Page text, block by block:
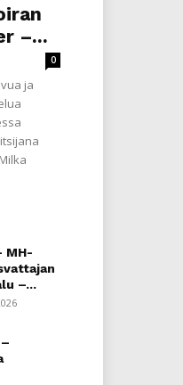
–...
0
ja
MH-
–...